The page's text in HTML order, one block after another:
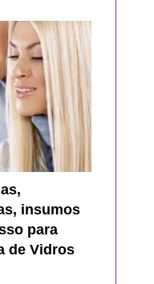
insumos
para
de Vidros